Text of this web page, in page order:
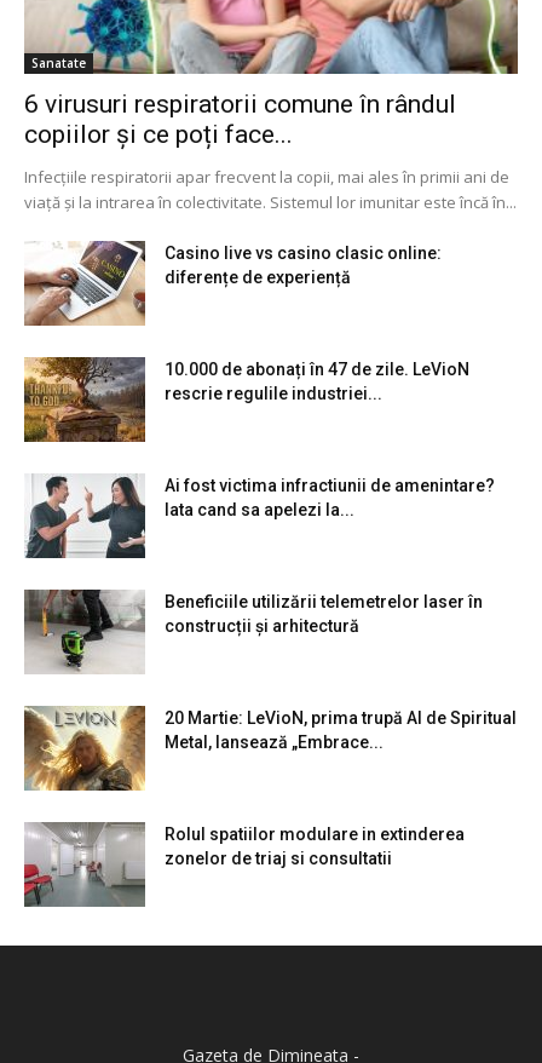
Sanatate
6 virusuri respiratorii comune în rândul
copiilor și ce poți face...
Infecțiile respiratorii apar frecvent la copii, mai ales în primii ani de
viață și la intrarea în colectivitate. Sistemul lor imunitar este încă în...
Casino live vs casino clasic online:
diferențe de experiență
10.000 de abonați în 47 de zile. LeVioN
rescrie regulile industriei...
Ai fost victima infractiunii de amenintare?
Iata cand sa apelezi la...
Beneficiile utilizării telemetrelor laser în
construcții și arhitectură
20 Martie: LeVioN, prima trupă AI de Spiritual
Metal, lansează „Embrace...
Rolul spatiilor modulare in extinderea
zonelor de triaj si consultatii
Gazeta de Dimineata -